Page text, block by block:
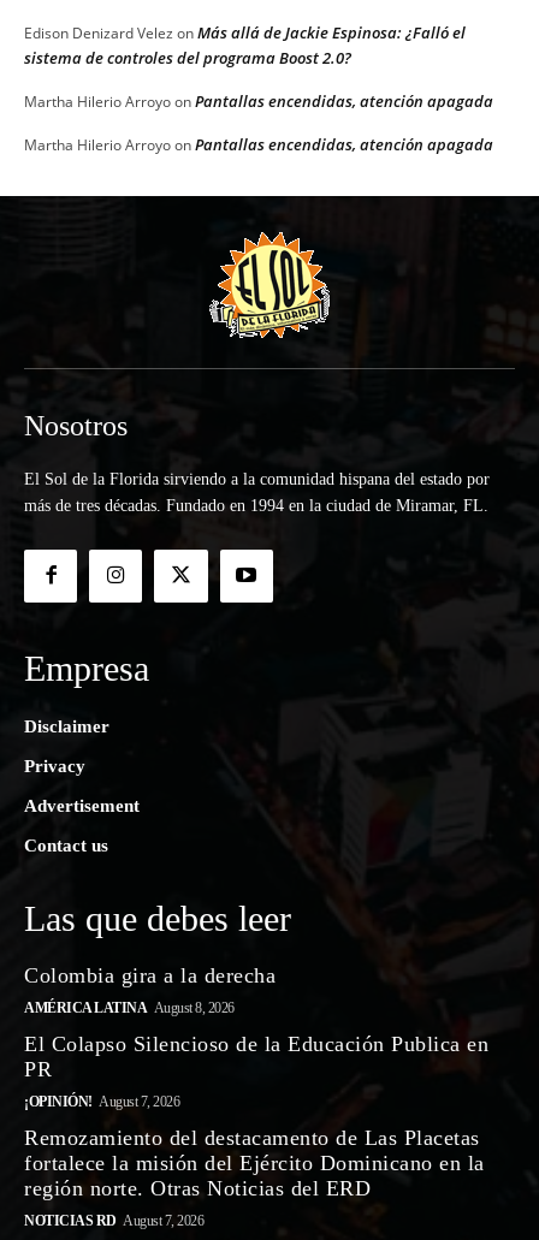
Edison Denizard Velez onMás allá de Jackie Espinosa: ¿Falló el
sistema de controles del programa Boost 2.0?
Martha Hilerio ArroyoonPantallas encendidas, atención apagada
Martha Hilerio ArroyoonPantallas encendidas, atención apagada
Nosotros
El Sol de la Florida sirviendo a la comunidad hispana del estado por
más de tres décadas. Fundado en 1994 en la ciudad de Miramar, FL.
Empresa
Disclaimer
Privacy
Advertisement
Contact us
Las que debes leer
Colombia gira a la derecha
AMÉRICA LATINA August 8, 2026
El Colapso Silencioso de la Educación Publica en
PR
¡OPINIÓN! August 7, 2026
Remozamiento del destacamento de Las Placetas
fortalece la misión del Ejército Dominicano en la
región norte. Otras Noticias del ERD
NOTICIAS RD August 7, 2026